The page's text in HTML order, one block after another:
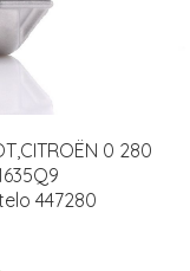
0 280
447280